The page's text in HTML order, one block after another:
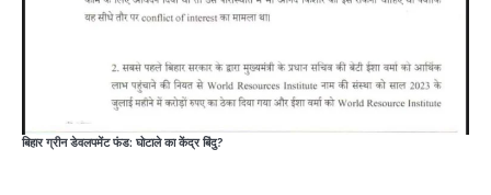
बिहार ग्रीन डेवलपमेंट फंड: घोटाले का केंद्र बिंदु?